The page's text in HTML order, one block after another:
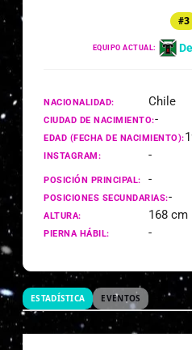
#3
EQUIPO ACTUAL:
NACIONALIDAD: Chile
CIUDAD DE NACIMIENTO:-
EDAD (FECHA DE NACIMIENTO):
INSTAGRAM: -
POSICIÓN PRINCIPAL: -
POSICIONES SECUNDARIAS:-
ALTURA: 168 cm
PIERNA HÁBIL: -
ESTADÍSTICA EVENTOS